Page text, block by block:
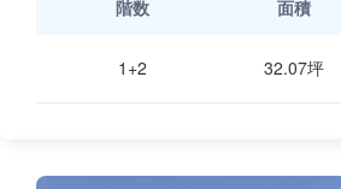
階数 面積
1+2 32.07坪